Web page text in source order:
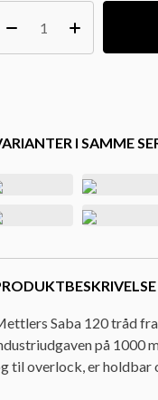
I SAMME
Saba 120 tråd
på 1000
til overlock, er holdbar